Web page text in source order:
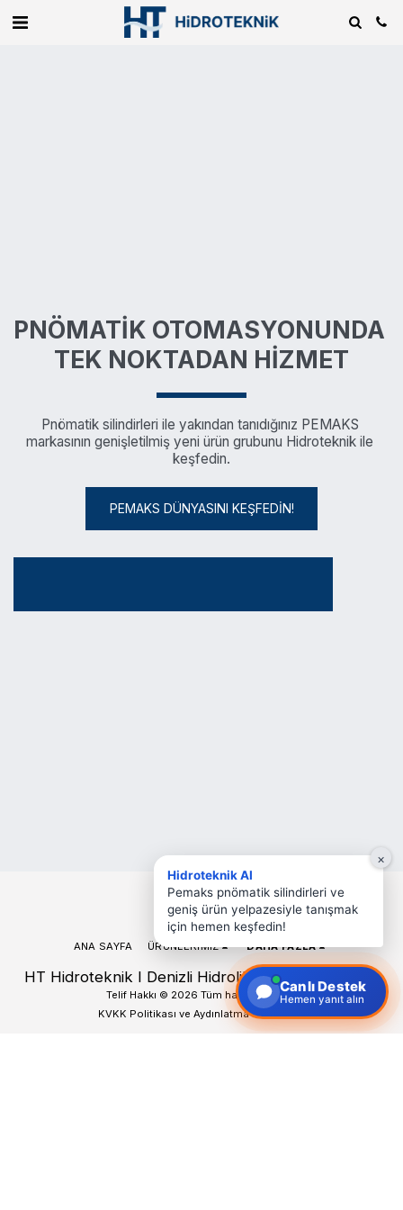
PNÖMATİK OTOMASYONUNDA
TEK NOKTADAN HİZMET
Pnömatik silindirleri ile yakından tanıdığınız PEMAKS
markasının genişletilmiş yeni ürün grubunu Hidroteknik ile
keşfedin.
PEMAKS DÜNYASINI KEŞFEDİN!
HT Hidroteknik I Denizli Hidrolik Hortum Pnömatik
Telif Hakkı © 2026 Tüm hakları saklıdır
KVKK Politikası ve Aydınlatma Metinleri
ANA SAYFA ÜRÜNLERIMIZ DAHA FAZLA
×
Hidroteknik AI
Pemaks pnömatik silindirleri ve
geniş ürün yelpazesiyle tanışmak
için hemen keşfedin!
Canlı Destek
Hemen yanıt alın